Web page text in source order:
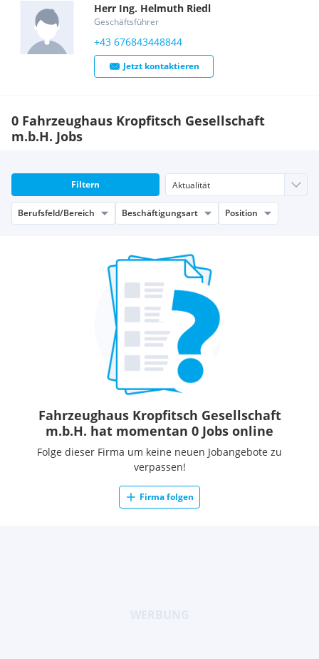
Herr Ing. Helmuth Riedl
Geschäftsführer
+43 676843448844
Jetzt kontaktieren
0 Fahrzeughaus Kropfitsch Gesellschaft
m.b.H. Jobs
Filtern
Berufsfeld/Bereich Beschäftigungsart Position
Fahrzeughaus Kropfitsch Gesellschaft
m.b.H. hat momentan 0 Jobs online
Folge dieser Firma um keine neuen Jobangebote zu
verpassen!
Firma folgen